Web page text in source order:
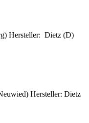
Hersteller: Dietz (D)
Hersteller: Dietz